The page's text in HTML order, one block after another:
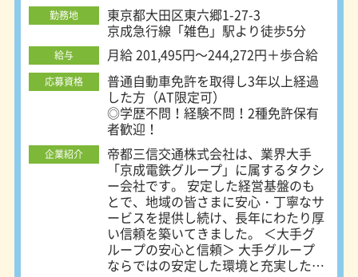
勤務地
東京都大田区東六郷1-27-3
京成急行線「雑色」駅より徒歩5分
給与 月給 201,495円～244,272円＋歩合給
応募資格
普通自動車免許を取得し3年以上経過
した方（AT限定可）
◎学歴不問！経験不問！2種免許保有
者歓迎！
企業紹介
帝都三信交通株式会社は、業界大手
「京成電鉄グループ」に属するタクシ
ー会社です。 安定した経営基盤のも
とで、地域の皆さまに安心・丁寧なサ
ービスを提供し続け、長年にわたり厚
い信頼を築いてきました。 ＜大手グ
ループの安心と信頼＞ 大手グループ
ならではの安定した環境と充実したサ